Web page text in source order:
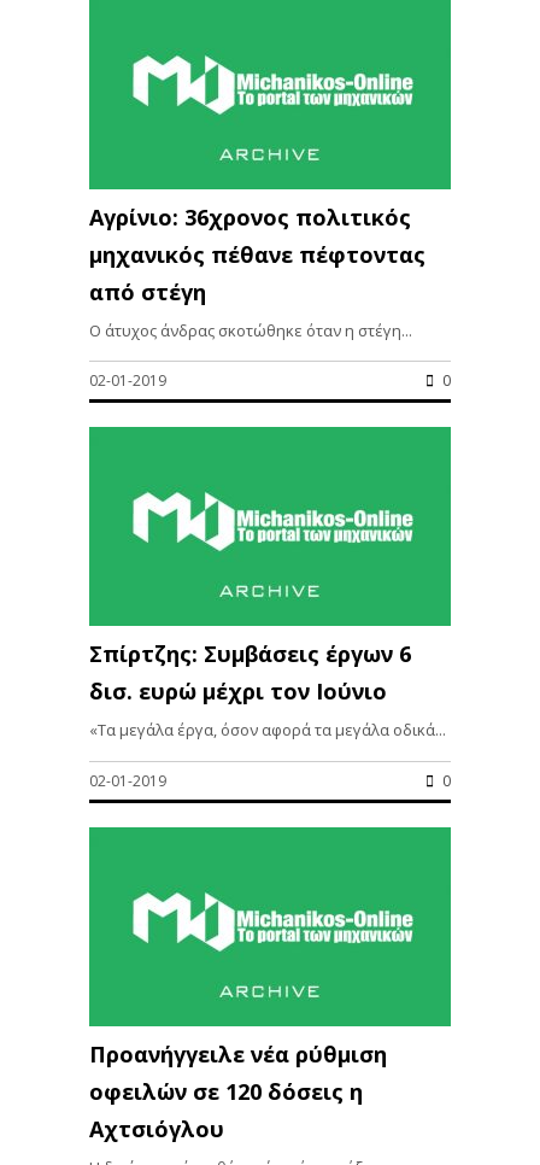
Αγρίνιο: 36χρονος πολιτικός
μηχανικός πέθανε πέφτοντας
από στέγη
Ο άτυχος άνδρας σκοτώθηκε όταν η στέγη...
02-01-2019 0
Σπίρτζης: Συμβάσεις έργων 6
δισ. ευρώ μέχρι τον Ιούνιο
«Τα μεγάλα έργα, όσον αφορά τα μεγάλα οδικά...
02-01-2019 0
Προανήγγειλε νέα ρύθμιση
οφειλών σε 120 δόσεις η
Αχτσιόγλου